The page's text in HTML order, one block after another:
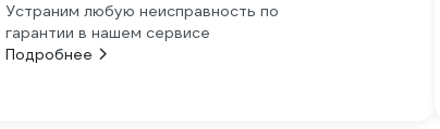
Устраним любую неисправность по
гарантии в нашем сервисе
Подробнее